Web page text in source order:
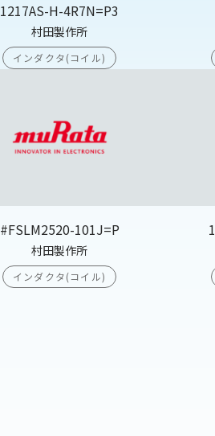
1217AS-H-4R7N=P3
村田製作所
インダクタ(コイル)
#FSLM2520-101J=P
村田製作所
インダクタ(コイル)